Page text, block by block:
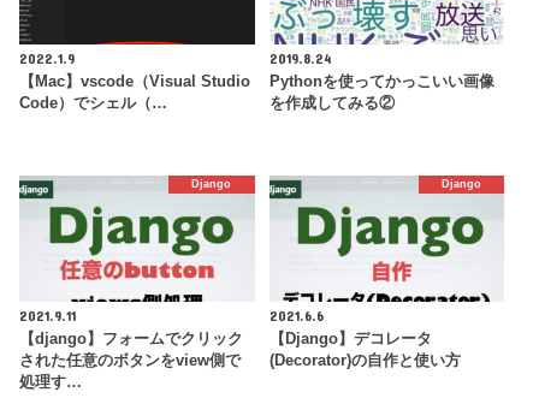
2022.1.9
【Mac】vscode（Visual Studio
Code）でシェル（…
2019.8.24
Pythonを使ってかっこいい画像
を作成してみる②
Django
2021.9.11
【django】フォームでクリック
された任意のボタンをview側で
処理す…
Django
2021.6.6
【Django】デコレータ
(Decorator)の自作と使い方